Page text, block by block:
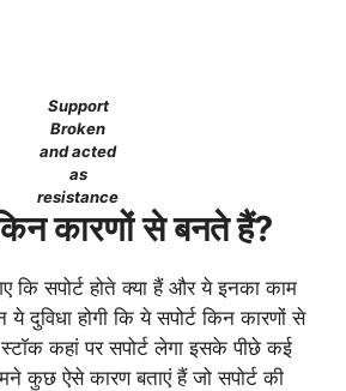
Support
Broken
and acted
as
resistance
कारणों से बनते हैं?
सपोर्ट होते क्या हैं और ये इनका काम
होगी कि ये सपोर्ट किन कारणों से
कहां पर सपोर्ट लेगा इसके पीछे कई
कुछ ऐसे कारण बताएं हैं जो सपोर्ट की